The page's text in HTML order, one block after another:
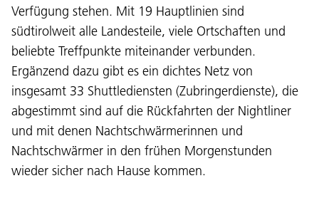
Verfügung stehen. Mit 19 Hauptlinien sind
südtirolweit alle Landesteile, viele Ortschaften und
beliebte Treffpunkte miteinander verbunden.
Ergänzend dazu gibt es ein dichtes Netz von
insgesamt 33 Shuttlediensten (Zubringerdienste), die
abgestimmt sind auf die Rückfahrten der Nightliner
und mit denen Nachtschwärmerinnen und
Nachtschwärmer in den frühen Morgenstunden
wieder sicher nach Hause kommen.